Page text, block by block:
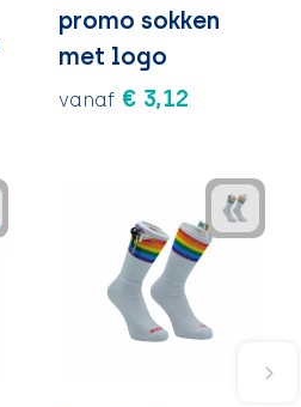
promo sokken
met logo
vanaf € 3,12